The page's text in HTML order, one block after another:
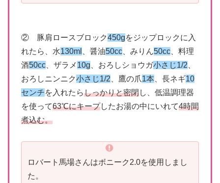
② 豚肩ロースブロック450gをジップロックに入
れたら、水130ml 、醤油50cc 、みりん50cc 、料理
酒50cc 、ザラメ 10g 、おろしショウガ小さじ1/2
おろしニンニク小さじ1/2 、鷹の爪1本 、長ネギ10
センチを入れたらしっかりと密閉し、低温調理器
を使って63℃にキープしたお湯の中にいれて4時間
煮込む。
ロバート馬場さんはボニーク2.0を使用しまし
た。